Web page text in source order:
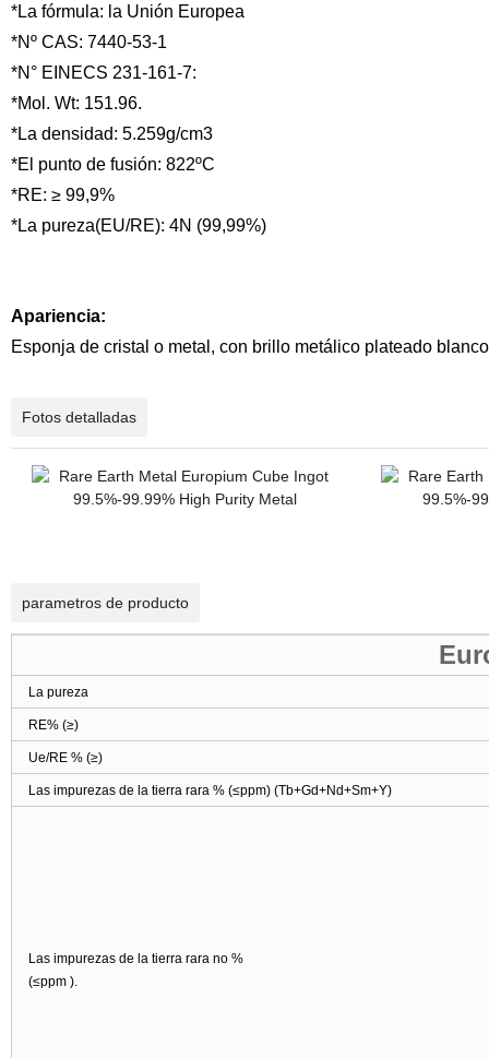
*La fórmula: la Unión Europea
*Nº CAS: 7440-53-1
*N° EINECS 231-161-7:
*Mol. Wt: 151.96.
*La densidad: 5.259g/cm3
*El punto de fusión: 822ºC
*RE: ≥ 99,9%
*La pureza(EU/RE): 4N (99,99%)
Apariencia:
Esponja de cristal o metal, con brillo metálico plateado
Fotos detalladas
parametros de producto
La pureza
RE% (≥)
Ue/RE % (≥)
Las impurezas de la tierra rara % (≤ppm) (Tb+Gd+Nd+Sm+Y)
Las impurezas de la tierra rara no %
(≤ppm ).